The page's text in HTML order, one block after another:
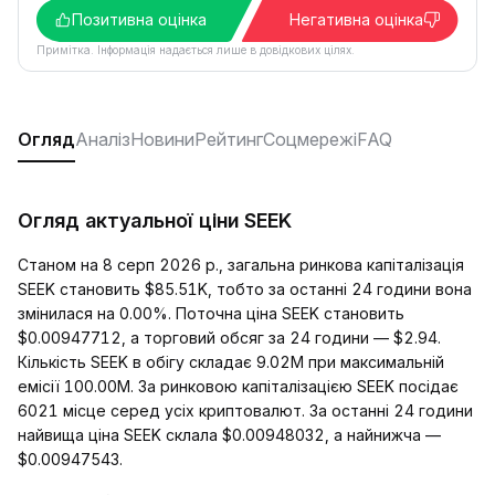
Позитивна оцінка Негативна оцінка
Примітка. Інформація надається лише в довідкових цілях.
ОглядАналізНовиниРейтингСоцмережіFAQ
Огляд актуальної ціни SEEK
Станом на 8 серп 2026 р., загальна ринкова капіталізація
SEEK становить $85.51K, тобто за останні 24 години вона
змінилася на 0.00%. Поточна ціна SEEK становить
$0.00947712, а торговий обсяг за 24 години — $2.94.
Кількість SEEK в обігу складає 9.02M при максимальній
емісії 100.00M. За ринковою капіталізацією SEEK посідає
6021 місце серед усіх криптовалют. За останні 24 години
найвища ціна SEEK склала $0.00948032, а найнижча —
$0.00947543.